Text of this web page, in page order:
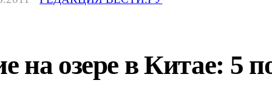
на озере в Китае: 5